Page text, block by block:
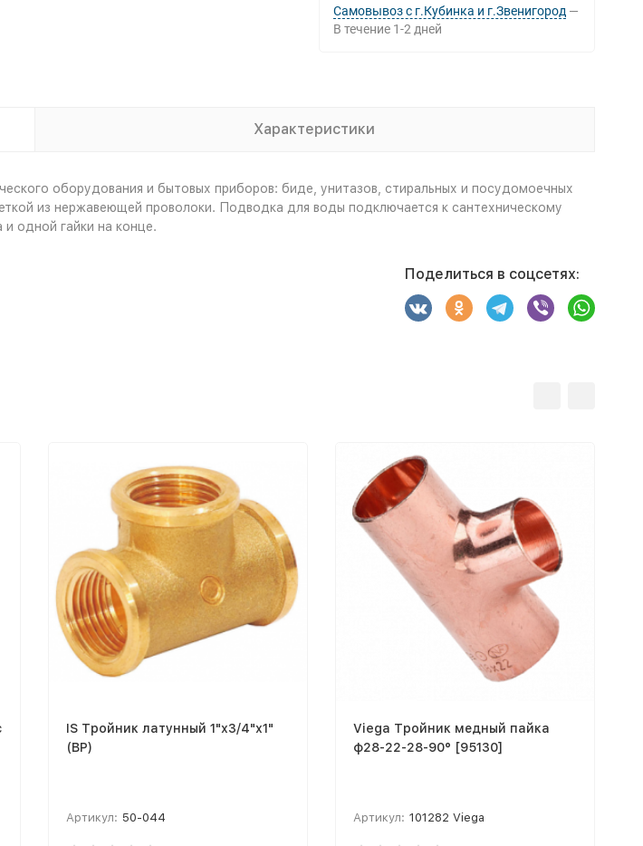
Самовывоз с г.Кубинка и г.Звенигород
В течение 1-2 дней
Характеристики
оборудования и бытовых приборов: биде, унитазов, стиральных и посудомоечных
из нержавеющей проволоки. Подводка для воды подключается к сантехническому
одной гайки на конце.
Поделиться в соцсетях:
IS Тройник латунный 1"х3/4"х1"
(ВР)
Артикул: 50-044
Viega Тройник медный пайка
ф28-22-28-90° [95130]
Артикул: 101282 Viega